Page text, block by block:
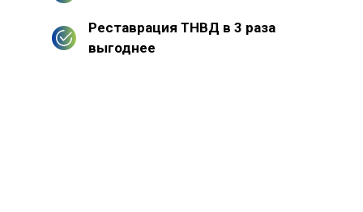
Реставрация ТНВД в 3 раза
выгоднее